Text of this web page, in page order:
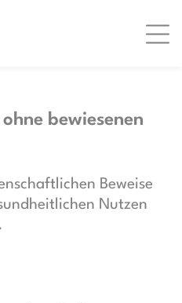
bewiesenen
Beweise
Nutzen